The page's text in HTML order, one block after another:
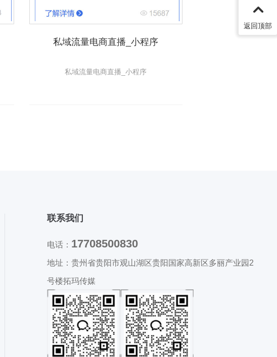
私域流量电商直播_小程序
私域流量电商直播_小程序
联系我们
电话： 17708500830
地址： 贵州省贵阳市观山湖区贵阳国家高新区多丽产业园2
号楼拓玛传媒
返回顶部